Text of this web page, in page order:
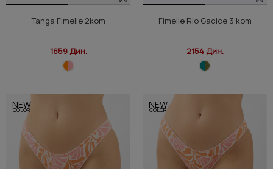
Tanga Fimelle 2kom
1859 Дин.
Fimelle Rio Gacice 3 kom
2154 Дин.
NEW
COLOR NEW
COLOR